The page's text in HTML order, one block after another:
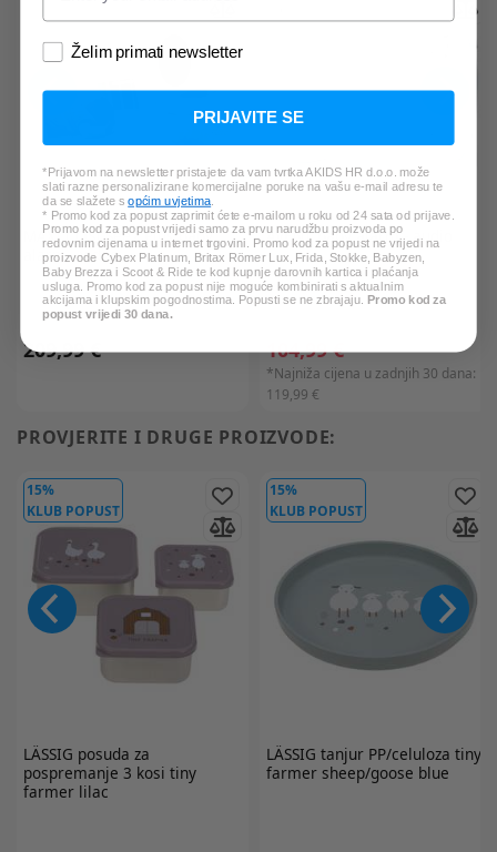
MAXI COSISee2 Plus baby
alarm - video
209,99 €
AVENTbaby alarm - audio
104,99 €
*Najniža cijena u zadnjih 30 dana:
119,99 €
PROVJERITE I DRUGE PROIZVODE:
15%
KLUB POPUST
LÄSSIG posuda za
pospremanje 3 kosi tiny
farmer lilac
15%
KLUB POPUST
LÄSSIG tanjur PP/celuloza tiny
farmer sheep/goose blue
Želim primati newsletter
PRIJAVITE SE
*Prijavom na newsletter pristajete da vam tvrtka AKIDS HR d.o.o. može
slati razne personalizirane komercijalne poruke na vašu e-mail adresu te
da se slažete sopćim uvjetima.
* Promo kod za popust zaprimit ćete e-mailom u roku od 24 sata od prijave.
Promo kod za popust vrijedi samo za prvu narudžbu proizvoda po
redovnim cijenama u internet trgovini. Promo kod za popust ne vrijedi na
proizvode Cybex Platinum, Britax Römer Lux, Frida, Stokke, Babyzen,
Baby Brezza i Scoot & Ride te kod kupnje darovnih kartica i plaćanja
usluga. Promo kod za popust nije moguće kombinirati s aktualnim
akcijama i klupskim pogodnostima. Popusti se ne zbrajaju. Promo kod za
popust vrijedi 30 dana.